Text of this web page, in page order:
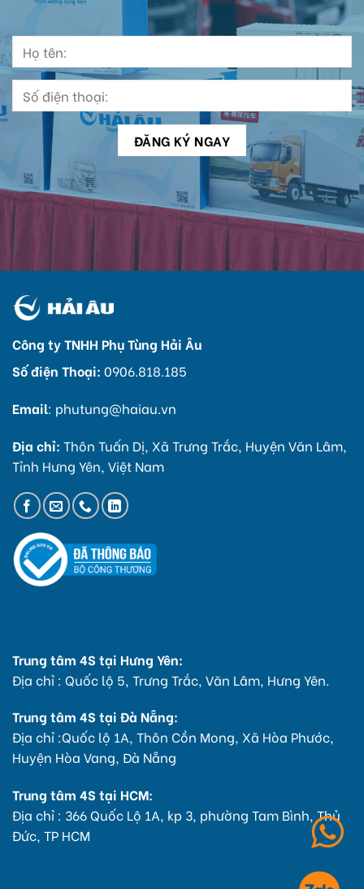
Công ty TNHH Phụ Tùng Hải Âu
Số điện Thoại: 0906.818.185
Email: phutung@haiau.vn
Địa chỉ: Thôn Tuấn Dị, Xã Trưng Trắc, Huyện Văn Lâm,
Tỉnh Hưng Yên, Việt Nam
Trung tâm 4S tại Hưng Yên:
Địa chỉ : Quốc lộ 5, Trưng Trắc, Văn Lâm, Hưng Yên.
Trung tâm 4S tại Đà Nẵng:
Địa chỉ :Quốc lộ 1A, Thôn Cồn Mong, Xã Hòa Phước,
Huyện Hòa Vang, Đà Nẵng
Trung tâm 4S tại HCM:
Địa chỉ : 366 Quốc Lộ 1A, kp 3, phường Tam Bình, Thủ
Đức, TP HCM